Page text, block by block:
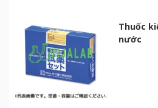
Thuốc
nước